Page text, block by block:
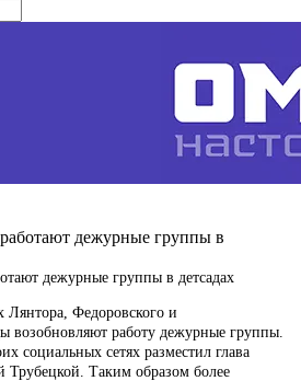
дежурные группы в
дежурные группы в детсадах
Лянтора, Федоровского и
возобновляют работу дежурные группы.
социальных сетях разместил глава
Трубецкой. Таким образом более